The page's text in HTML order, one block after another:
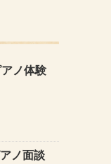
ノ体験
ノ面談